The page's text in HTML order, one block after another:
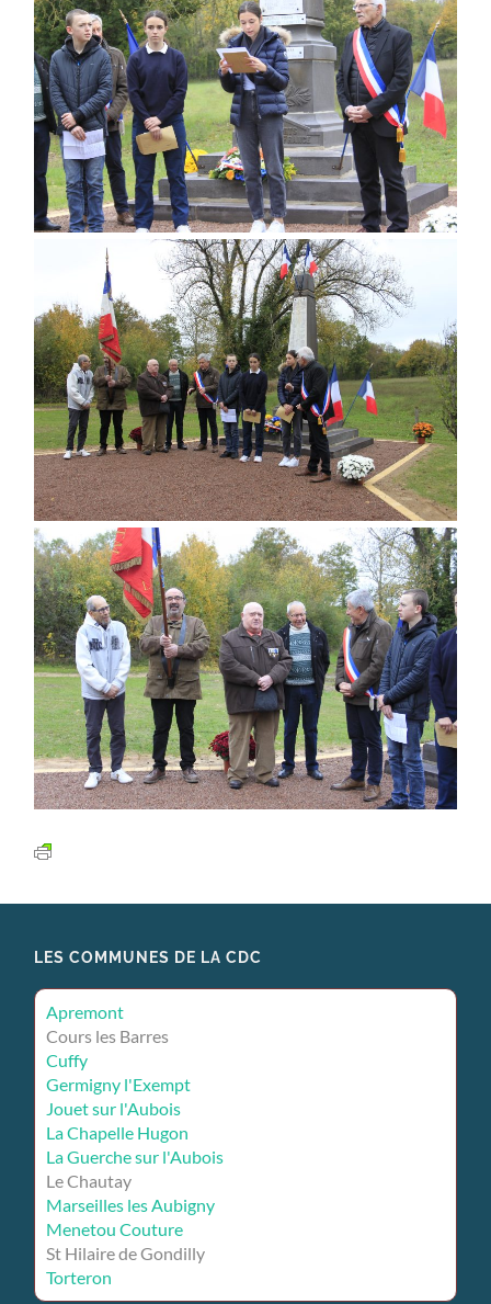
LES COMMUNES DE LA CDC
Apremont
Cours les Barres
Cuffy
Germigny l'Exempt
Jouet sur l'Aubois
La Chapelle Hugon
La Guerche sur l'Aubois
Le Chautay
Marseilles les Aubigny
Menetou Couture
St Hilaire de Gondilly
Torteron